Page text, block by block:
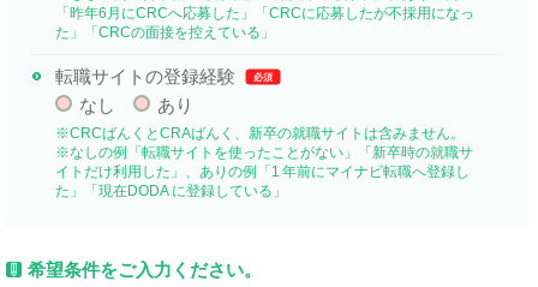
「昨年6月にCRCへ応募した」「CRCに応募したが不採用になっ
た」「CRCの面接を控えている」
転職サイトの登録経験 必須
なし あり
※CRCばんくとCRAばんく、新卒の就職サイトは含みません。
※なしの例「転職サイトを使ったことがない」「新卒時の就職サ
イトだけ利用した」、ありの例「1 年前にマイナビ転職へ登録し
た」「現在DODA に登録している」
希望条件をご入力ください。